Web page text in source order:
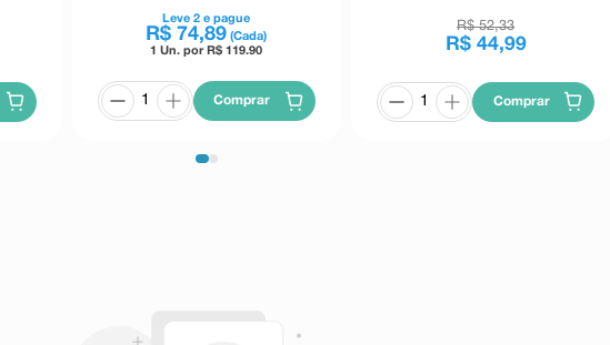
Leve2 e pague
R$ 74,89 (Cada)
1 Un. por R$119.90
Comprar
R$ 52,33
R$ 44,99
Comprar